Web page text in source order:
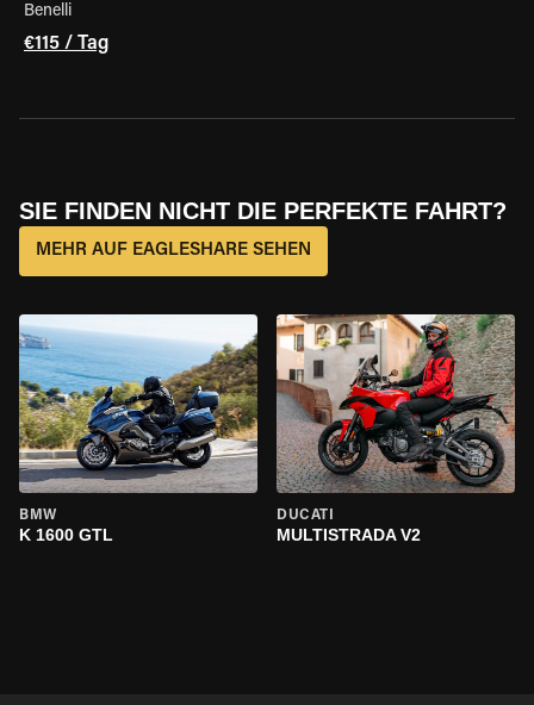
Benelli
€115 / Tag
SIE FINDEN NICHT DIE PERFEKTE FAHRT?
MEHR AUF EAGLESHARE SEHEN
BMW
K 1600 GTL
DUCATI
MULTISTRADA V2